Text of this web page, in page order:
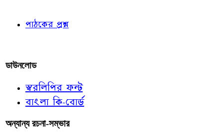
পাঠকের প্রশ্ন
ডাউনলোড
স্বরলিপির ফন্ট
বাংলা কি-বোর্ড
অন্যান্য রচনা-সম্ভার